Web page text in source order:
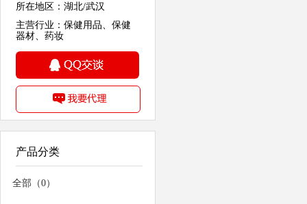
所在地区：湖北/武汉
主营行业：保健用品、保健
器材、药妆
产品分类
全部（0）